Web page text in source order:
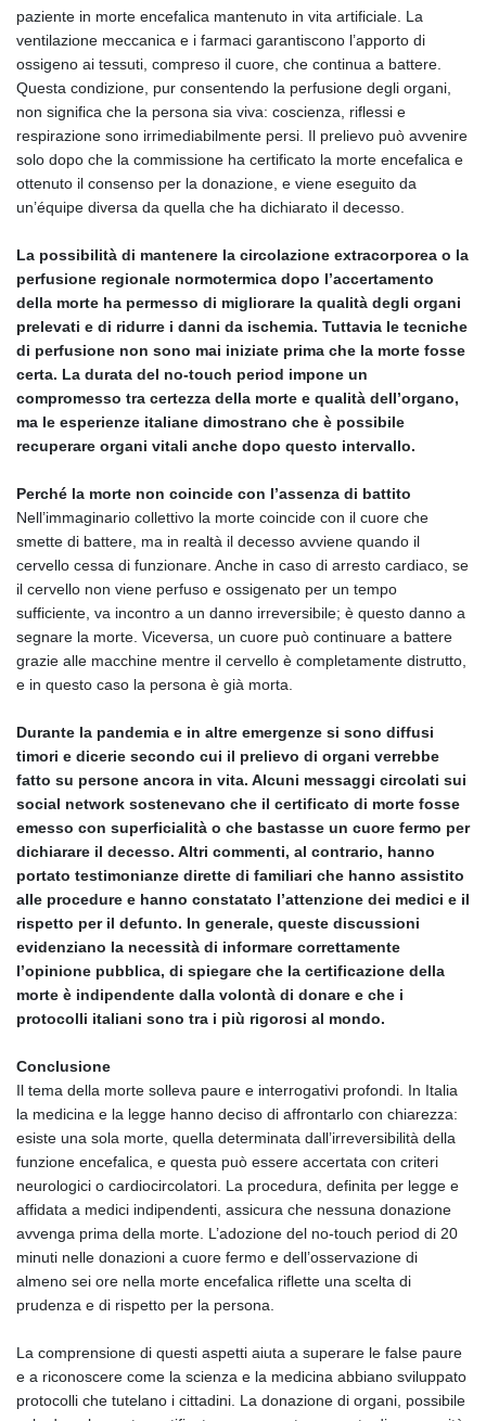
paziente in morte encefalica mantenuto in vita artificiale. La
ventilazione meccanica e i farmaci garantiscono l’apporto di
ossigeno ai tessuti, compreso il cuore, che continua a battere.
Questa condizione, pur consentendo la perfusione degli organi,
non significa che la persona sia viva: coscienza, riflessi e
respirazione sono irrimediabilmente persi. Il prelievo può avvenire
solo dopo che la commissione ha certificato la morte encefalica e
ottenuto il consenso per la donazione, e viene eseguito da
un’équipe diversa da quella che ha dichiarato il decesso.
La possibilità di mantenere la circolazione extracorporea o la
perfusione regionale normotermica dopo l’accertamento
della morte ha permesso di migliorare la qualità degli organi
prelevati e di ridurre i danni da ischemia. Tuttavia le tecniche
di perfusione non sono mai iniziate prima che la morte fosse
certa. La durata del no‑touch period impone un
compromesso tra certezza della morte e qualità dell’organo,
ma le esperienze italiane dimostrano che è possibile
recuperare organi vitali anche dopo questo intervallo.
Perché la morte non coincide con l’assenza di battito
Nell’immaginario collettivo la morte coincide con il cuore che
smette di battere, ma in realtà il decesso avviene quando il
cervello cessa di funzionare. Anche in caso di arresto cardiaco, se
il cervello non viene perfuso e ossigenato per un tempo
sufficiente, va incontro a un danno irreversibile; è questo danno a
segnare la morte. Viceversa, un cuore può continuare a battere
grazie alle macchine mentre il cervello è completamente distrutto,
e in questo caso la persona è già morta.
Durante la pandemia e in altre emergenze si sono diffusi
timori e dicerie secondo cui il prelievo di organi verrebbe
fatto su persone ancora in vita. Alcuni messaggi circolati sui
social network sostenevano che il certificato di morte fosse
emesso con superficialità o che bastasse un cuore fermo per
dichiarare il decesso. Altri commenti, al contrario, hanno
portato testimonianze dirette di familiari che hanno assistito
alle procedure e hanno constatato l’attenzione dei medici e il
rispetto per il defunto. In generale, queste discussioni
evidenziano la necessità di informare correttamente
l’opinione pubblica, di spiegare che la certificazione della
morte è indipendente dalla volontà di donare e che i
protocolli italiani sono tra i più rigorosi al mondo.
Conclusione
Il tema della morte solleva paure e interrogativi profondi. In Italia
la medicina e la legge hanno deciso di affrontarlo con chiarezza:
esiste una sola morte, quella determinata dall’irreversibilità della
funzione encefalica, e questa può essere accertata con criteri
neurologici o cardiocircolatori. La procedura, definita per legge e
affidata a medici indipendenti, assicura che nessuna donazione
avvenga prima della morte. L’adozione del no‑touch period di 20
minuti nelle donazioni a cuore fermo e dell’osservazione di
almeno sei ore nella morte encefalica riflette una scelta di
prudenza e di rispetto per la persona.
La comprensione di questi aspetti aiuta a superare le false paure
e a riconoscere come la scienza e la medicina abbiano sviluppato
protocolli che tutelano i cittadini. La donazione di organi, possibile